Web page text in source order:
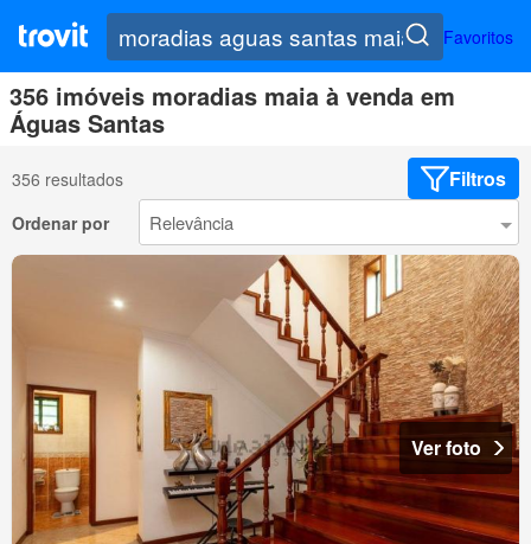
Favoritos
356 imóveis moradias maia à venda em
Águas Santas
356 resultados Filtros
Ordenar por
Ver foto